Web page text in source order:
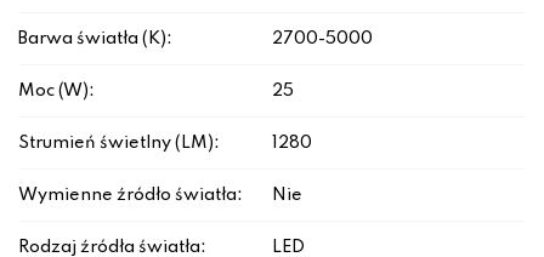
Barwa światła (K): 2700-5000
Moc (W): 25
Strumień świetlny (LM): 1280
Wymienne źródło światła: Nie
Rodzaj źródła światła: LED